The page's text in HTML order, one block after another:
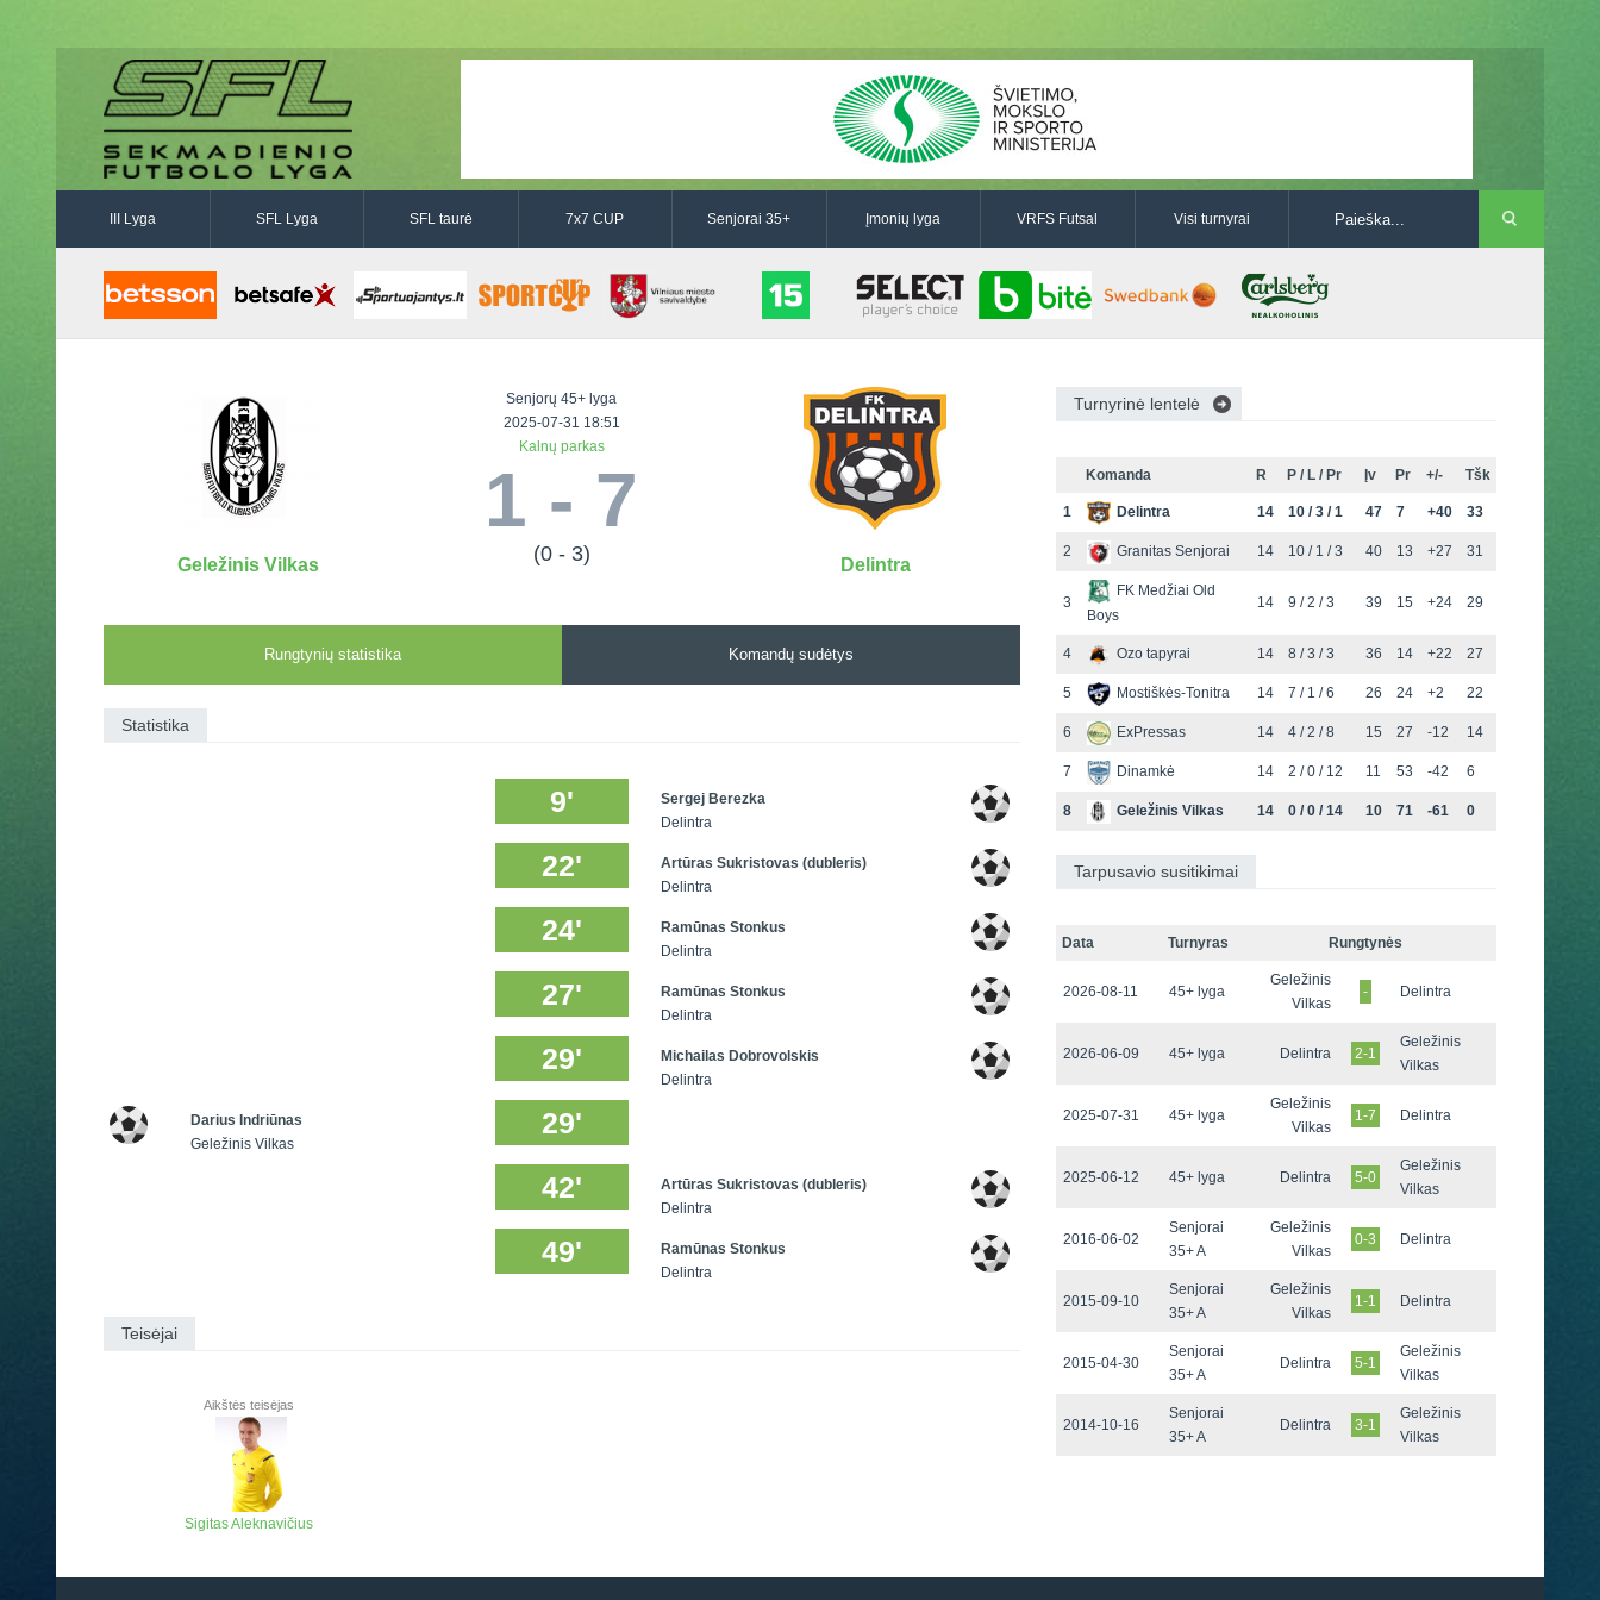
III Lyga SFL Lyga SFL taurė 7x7 CUP Senjorai 35+ Įmonių lyga VRFS Futsal Visi turnyrai
Geležinis Vilkas
Senjorų 45+ lyga
2025-07-31 18:51
Kalnų parkas
1 - 7
(0 - 3) Delintra
Rungtynių statistika Komandų sudėtys
Statistika
9'
Sergej Berezka
Delintra
22'
Artūras Sukristovas (dubleris)
Delintra
24'
Ramūnas Stonkus
Delintra
27'
Ramūnas Stonkus
Delintra
29'
Michailas Dobrovolskis
Delintra
Darius Indriūnas
Geležinis Vilkas
29'
42'
Artūras Sukristovas (dubleris)
Delintra
49'
Ramūnas Stonkus
Delintra
Teisėjai
Aikštės teisėjas
Sigitas Aleknavičius
Turnyrinė lentelė
Komanda R P / L / Pr Įv Pr +/- Tšk
1 Delintra 14 10 / 3 / 1 47 7 +40 33
2 Granitas Senjorai 14 10 / 1 / 3 40 13 +27 31
3
FK Medžiai Old
Boys
14 9 / 2 / 3 39 15 +24 29
4 Ozo tapyrai 14 8 / 3 / 3 36 14 +22 27
5 Mostiškės-Tonitra 14 7 / 1 / 6 26 24 +2 22
6 ExPressas 14 4 / 2 / 8 15 27 -12 14
7 Dinamkė 14 2 / 0 / 12 11 53 -42 6
8 Geležinis Vilkas 14 0 / 0 / 14 10 71 -61 0
Tarpusavio susitikimai
Data Turnyras Rungtynės
2026-08-11 45+ lyga
Geležinis
Vilkas
- Delintra
2026-06-09 45+ lyga Delintra 2-1
Geležinis
Vilkas
2025-07-31 45+ lyga
Geležinis
Vilkas
1-7 Delintra
2025-06-12 45+ lyga Delintra 5-0
Geležinis
Vilkas
2016-06-02
Senjorai
35+ A
Geležinis
Vilkas
0-3 Delintra
2015-09-10
Senjorai
35+ A
Geležinis
Vilkas
1-1 Delintra
2015-04-30
Senjorai
35+ A
Delintra 5-1
Geležinis
Vilkas
2014-10-16
Senjorai
35+ A
Delintra 3-1
Geležinis
Vilkas